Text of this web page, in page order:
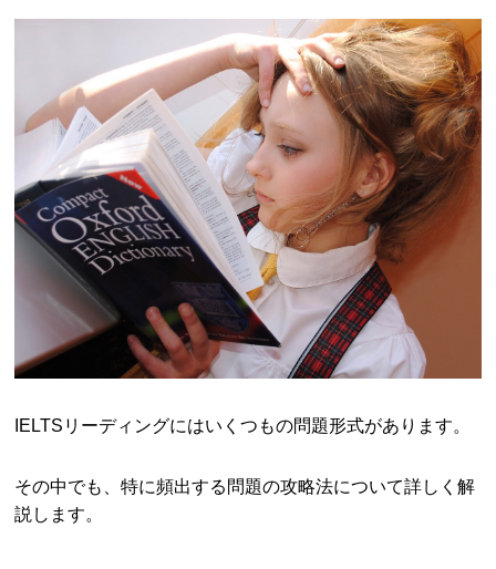
IELTSリーディングにはいくつもの問題形式があります。
その中でも、特に頻出する問題の攻略法について詳しく解
説します。